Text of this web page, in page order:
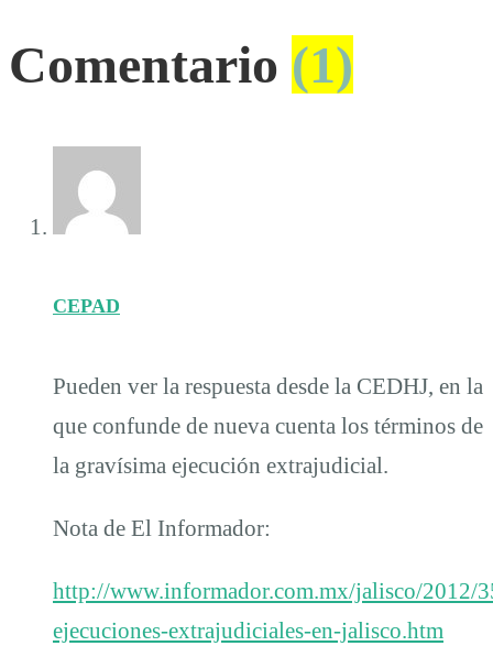
Comentario (1)
CEPAD
Pueden ver la respuesta desde la CEDHJ, en la
que confunde de nueva cuenta los términos de
la gravísima ejecución extrajudicial.
Nota de El Informador:
http://www.informador.com.mx/jalisco/2012/
ejecuciones-extrajudiciales-en-jalisco.htm